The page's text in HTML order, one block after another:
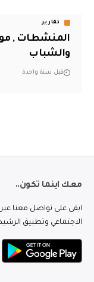
تقارير
المنشطات ,
والشباب
قبل سنة واحدة
معك اينما تكون..
ابقى على تواصل معنا
الاجتماعي وتطبيق